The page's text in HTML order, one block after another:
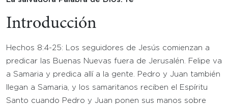
Introducción
Hechos 8:4-25: Los seguidores de Jesús comienzan a
predicar las Buenas Nuevas fuera de Jerusalén. Felipe va
a Samaria y predica allí a la gente. Pedro y Juan también
llegan a Samaria, y los samaritanos reciben el Espíritu
Santo cuando Pedro y Juan ponen sus manos sobre